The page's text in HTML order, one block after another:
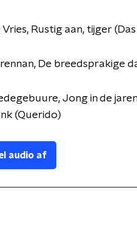
Rustig aan, tijger
De breedsprakige
Jong in de
(Querido)
audio af